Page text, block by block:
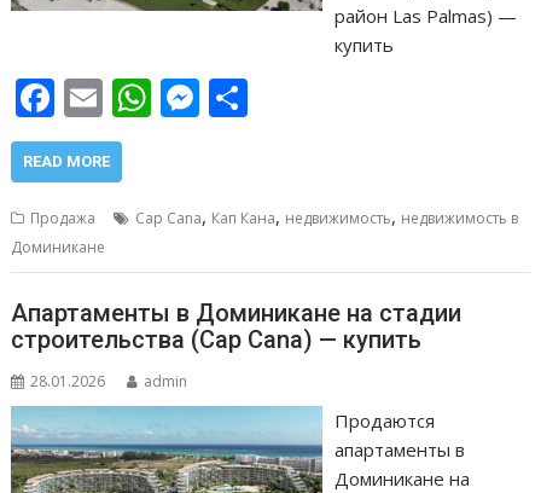
район Las Palmas) —
купить
F
ac
e
b
o
o
k
E
m
ai
W
s
p
p
M
e
g
er
р
в
и
ь
READ MORE
Продажа Cap Cana, Кап Кана, недвижимость, недвижимость в
Доминикане
Апартаменты в Доминикане на стадии
строительства (Cap Cana) — купить
28.01.2026 admin
Продаются
апартаменты в
Доминикане на